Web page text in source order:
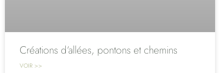
Créations d’allées, pontons et chemins
VOIR >>